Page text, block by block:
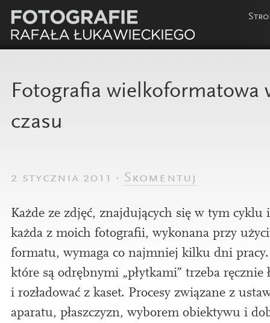
Fotografia wielkoformatowa
czasu
2 stycznia 2011 · Skomentuj
Każde ze zdjęć, zna­j­dują­cych się w tym cyklu
każda z moi­ch foto­grafii, wykon­ana przy
form­atu, wymaga co najm­niej kilku dni
które są odrębnymi „płytkami” trzeba ręcznie
i rozład­ować z kaset. Procesy związ­ane z
aparatu, płaszczyzn, wybor­em obiek­ty­wu i